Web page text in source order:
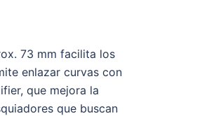
73 mm facilita los
enlazar curvas con
que mejora la
que buscan